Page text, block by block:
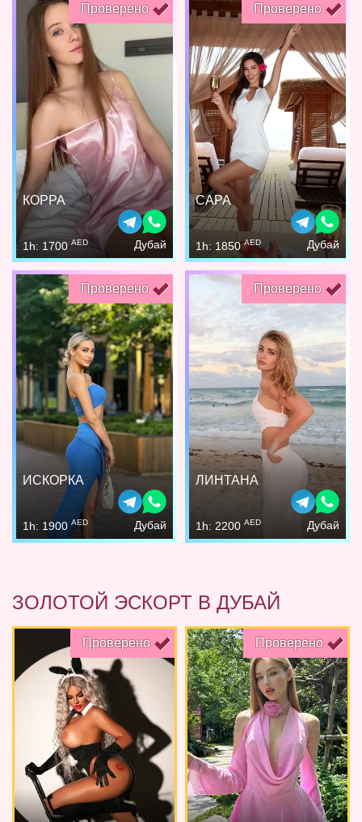
Проверено
КОРРА
1h: 1700 AED Дубай
Проверено
САРА
1h: 1850AED Дубай
Проверено
ИСКОРКА
1h: 1900 AED Дубай
Проверено
ЛИНТАНА
1h: 2200 AED Дубай
ЗОЛОТОЙ ЭСКОРТ В ДУБАЙ
Проверено Проверено